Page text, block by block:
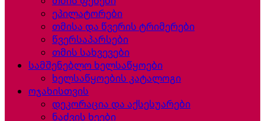
ეპილატორები
თმისა და წვერის ტრიმერები
წვერსაპარსები
თმის სახვევები
სამშენებლო ხელსაწყოები
ხელსაწყოების კატალოგი
ოჯახისთვის
დეკორაცია და აქსესუარები
ნაძვის ხეები